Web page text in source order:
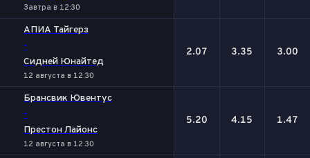
Завтра в 12:30
АПИА Тайгерз
-
Сидней Юнайтед
12 августа в 12:30
2.07 3.35 3.00
Брансвик Ювентус
-
Престон Лайонс
12 августа в 12:30
5.20 4.15 1.47